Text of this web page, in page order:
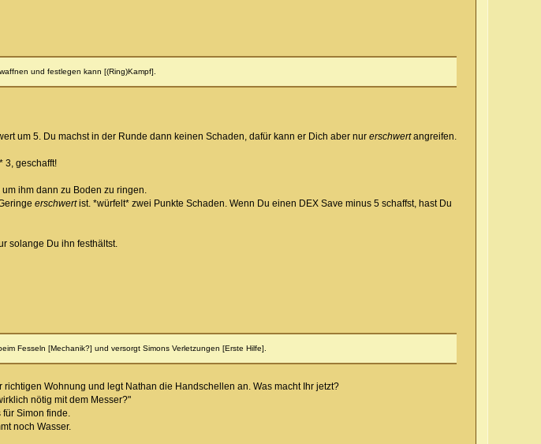
und festlegen kann [(Ring)Kampf].
um 5. Du machst in der Runde dann keinen Schaden, dafür kann er Dich aber nur erschwertangreifen.
3, geschafft!
ihm dann zu Boden zu ringen.
erschwertist. *würfelt* zwei Punkte Schaden. Wenn Du einen DEX Save minus 5 schaffst, hast Du
solange Du ihn festhältst.
Fesseln [Mechanik?] und versorgt Simons Verletzungen [Erste Hilfe].
Wohnung und legt Nathan die Handschellen an. Was macht Ihr jetzt?
nötig mit dem Messer?"
Simon finde.
noch Wasser.